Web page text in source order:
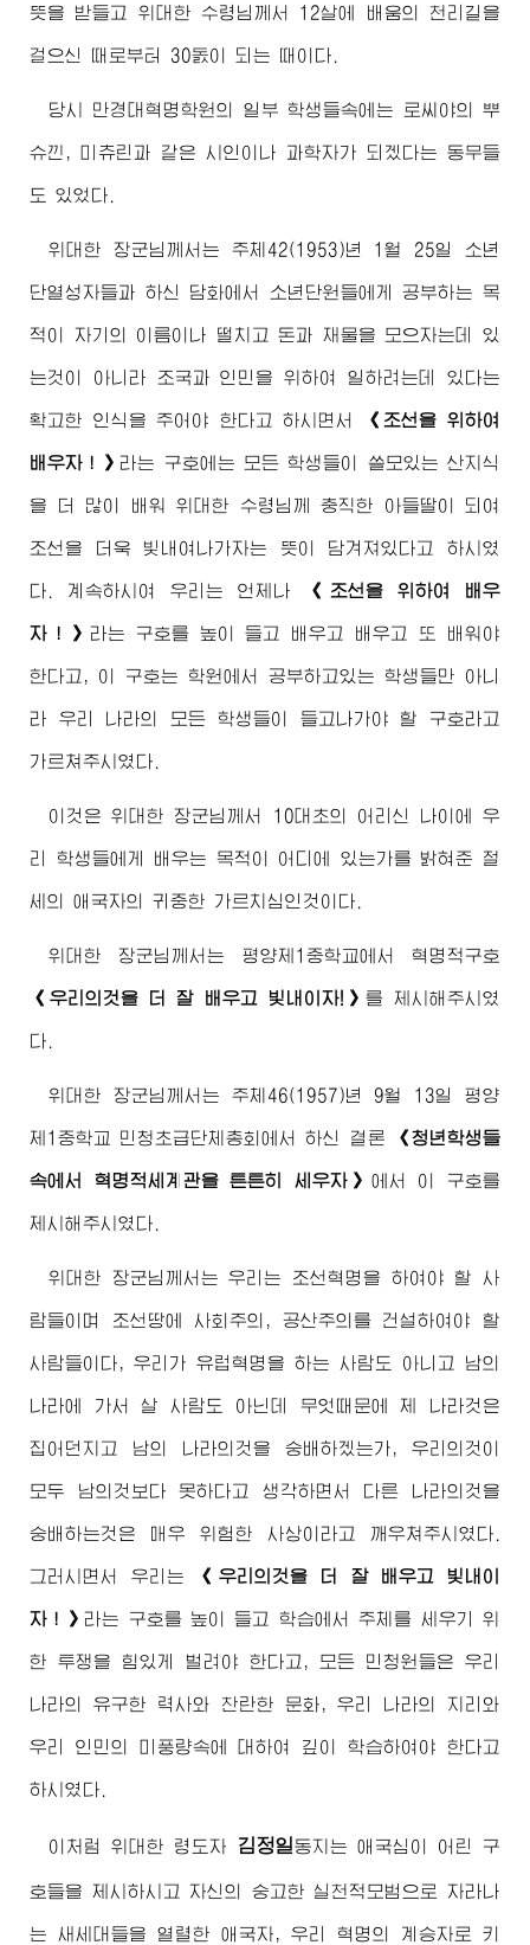
뜻을 받들고 위대한 수령님께서 12살에 배움의 천리길을
걸으신 때로부터 30돐이 되는 때이다.
당시 만경대혁명학원의 일부 학생들속에는 로씨야의 뿌
슈낀, 미츄린과 같은 시인이나 과학자가 되겠다는 동무들
도 있었다.
위대한 장군님께서 는 주체42(1953)년 1월 25일 소년
단열성자들과 하신 담화에서 소년단원들에게 공부하는 목
적이 자기의 이름이나 떨치고 돈과 재물을 모으자는데 있
는것이 아니라 조국과 인민을 위하여 일하려는데 있다는
확고한 인식을 주어야 한다고 하시면서 《조선을 위하여
배우자！》라는 구호에는 모든 학생들이 쓸모있는 산지식
을 더 많이 배워 위대한 수령님 께 충직한 아들딸이 되여
조선을 더욱 빛내여나가자는 뜻이 담겨져있다고 하시였
다. 계속하시여 우리는 언제나 《조선을 위하여 배우
자！》 라는 구호를 높이 들고 배우고 배우고 또 배워야
한다고, 이 구호는 학원에서 공부하고있는 학생들만 아니
라 우리 나라의 모든 학생들이 들고나가야 할 구호라고
가르쳐주시였다.
이것은위대한 장군님께서 10대초의 어리신 나이에 우
리 학생들에게 배우는 목적이 어디에 있는가를 밝혀준 절
세의 애국자의 귀중한 가르치심인것이다.
위대한 장군님께서는 평양제1중학교에서 혁명적구호
《우리의것을 더 잘 배우고 빛내이자!》를 제시해주시였
다.
위대한 장군님께서 는 주체46(1957)년 9월 13일 평양
제1중학교 민청초급단체총회에서 하신 결론 《청년학생들
속에서 혁명적세계관을 튼튼히 세우자》 에서 이 구호를
제시해주시였다.
위대한 장군님께서 는 우리는 조선혁명을 하여야 할 사
람들이며 조선땅에 사회주의, 공산주의를 건설하여야 할
사람들이다, 우리가 유럽혁명을 하는 사람도 아니고 남의
나라에 가서 살 사람도 아닌데 무엇때문에 제 나라것은
집어던지고 남의 나라의것을 숭배하겠는가, 우리의것이
모두 남의것보다 못하다고 생각하면서 다른 나라의것을
숭배하는것은 매우 위험한 사상이라고 깨우쳐주시였다.
그러시면서 우리는 《우리의것을 더 잘 배우고 빛내이
자！》라는 구호를 높이 들고 학습에서 주체를 세우기 위
한 투쟁을 힘있게 벌려야 한다고, 모든 민청원들은 우리
나라의 유구한 력사와 찬란한 문화, 우리 나라의 지리와
우리 인민의 미풍량속에 대하여 깊이 학습하여야 한다고
하시였다.
이처럼위대한 령도자 김정일동지 는 애국심이 어린 구
호들을 제시하시고 자신의 숭고한 실천적모범으로 자라나
는 새세대들을 열렬한 애국자, 우리 혁명의 계승자로 키